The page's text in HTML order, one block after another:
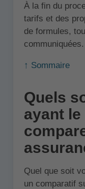
À la fin du
tarifs et des
de formules,
communiquées.
↑ Sommaire
Quels
ayant
Quel que soit
un comparatif